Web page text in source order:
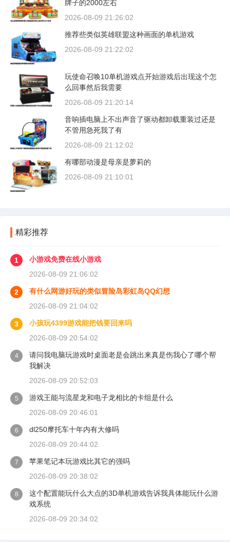
牌子的2000左右
2026-08-09 21:26:02
推荐些类似英雄联盟这种画面的单机游戏
2026-08-09 21:22:02
玩使命召唤10单机游戏点开始游戏后出现这个怎
么回事然后我需要
2026-08-09 21:20:14
音响插电脑上不出声音了驱动都卸载重装过还是
不管用急死我了有
2026-08-09 21:12:02
有哪部动漫是母亲是萝莉的
2026-08-09 21:10:01
精彩推荐
1
小游戏免费在线小游戏
2026-08-09 21:06:02
2
有什么网游好玩的类似冒险岛彩虹岛QQ幻想
2026-08-09 21:04:02
3
小孩玩4399游戏能把钱要回来吗
2026-08-09 20:54:02
4
请问我电脑玩游戏时桌面老是会跳出来真是伤我心了哪个帮
我解决
2026-08-09 20:52:03
5
游戏王能与流星龙和电子龙相比的卡组是什么
2026-08-09 20:46:01
6
dl250摩托车十年内有大修吗
2026-08-09 20:44:02
7
苹果笔记本玩游戏比其它的强吗
2026-08-09 20:38:02
8
这个配置能玩什么大点的3D单机游戏告诉我具体能玩什么游
戏系统
2026-08-09 20:34:02